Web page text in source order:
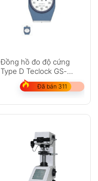
Đồng hồ đo độ cứng
Type D Teclock GS-
Đã bán 311